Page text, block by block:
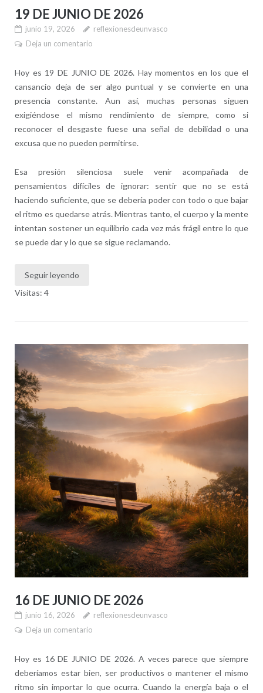
19 DE JUNIO DE 2026
junio 19, 2026
reflexionesdeunvasco
Deja un comentario
Hoy es 19 DE JUNIO DE 2026. Hay momentos en los que el
cansancio deja de ser algo puntual y se convierte en una
presencia constante. Aun así, muchas personas siguen
exigiéndose el mismo rendimiento de siempre, como si
reconocer el desgaste fuese una señal de debilidad o una
excusa que no pueden permitirse.
Esa presión silenciosa suele venir acompañada de
pensamientos difíciles de ignorar: sentir que no se está
haciendo suficiente, que se debería poder con todo o que bajar
el ritmo es quedarse atrás. Mientras tanto, el cuerpo y la mente
intentan sostener un equilibrio cada vez más frágil entre lo que
se puede dar y lo que se sigue reclamando.
Seguir leyendo
Visitas: 4
16 DE JUNIO DE 2026
junio 16, 2026
reflexionesdeunvasco
Deja un comentario
Hoy es 16 DE JUNIO DE 2026. A veces parece que siempre
deberíamos estar bien, ser productivos o mantener el mismo
ritmo sin importar lo que ocurra. Cuando la energía baja o el